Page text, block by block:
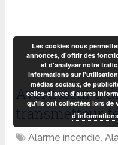
Avertisseur à
transmetteur
Alarme incendie,
Les cookies nous
annonces, d'offrir des
et d'analyser notre
informations sur
médias sociaux, de
celles-ci avec d'autres
qu'ils ont collectées lors de
d’informations